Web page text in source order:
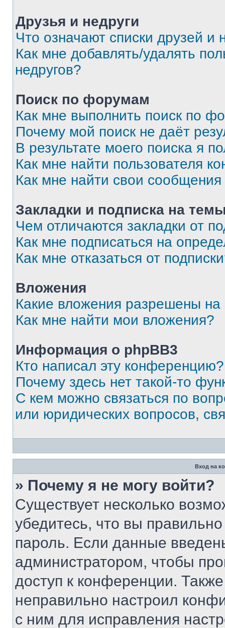
Друзья и недруги
Что означают списки друзей и
Как мне добавлять/удалять
недругов?
Поиск по форумам
Как мне выполнить поиск по
Почему мой поиск не даёт
В результате моего поиска я
Как мне найти пользователя
Как мне найти свои
Закладки и подписка на
Чем отличаются закладки от
Как мне подписаться на
Как мне отказаться от
Вложения
Какие вложения разрешены
Как мне найти мои вложения?
Информация о phpBB3
Кто написал эту конференцию?
Почему здесь нет такой-то
С кем можно связаться по
или юридических вопросов,
Вход на
» Почему я не могу войти?
Существует несколько
убедитесь, что вы
пароль. Если данные
администратором, чтобы
доступ к конференции.
неправильно настроил
с ним для исправления